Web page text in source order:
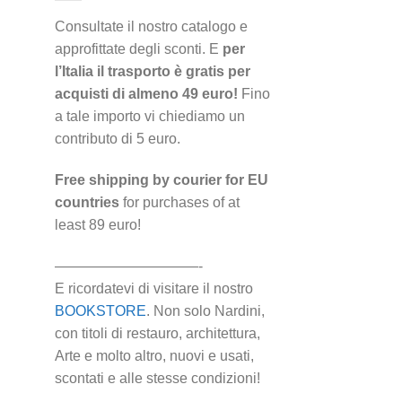
Consultate il nostro catalogo e
approfittate degli sconti. E per
l’Italia il trasporto è gratis per
acquisti di almeno 49 euro! Fino
a tale importo vi chiediamo un
contributo di 5 euro.
Free shipping by courier for EU
countries for purchases of at
least 89 euro!
——————————-
E ricordatevi di visitare il nostro
BOOKSTORE. Non solo Nardini,
con titoli di restauro, architettura,
Arte e molto altro, nuovi e usati,
scontati e alle stesse condizioni!